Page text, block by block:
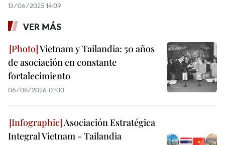
13/06/2025 14:09
VER MÁS
Vietnam y Tailandia: 50 años
de asociación en constante
fortalecimiento
06/08/2026 01:00
Asociación Estratégica
Integral Vietnam - Tailandia